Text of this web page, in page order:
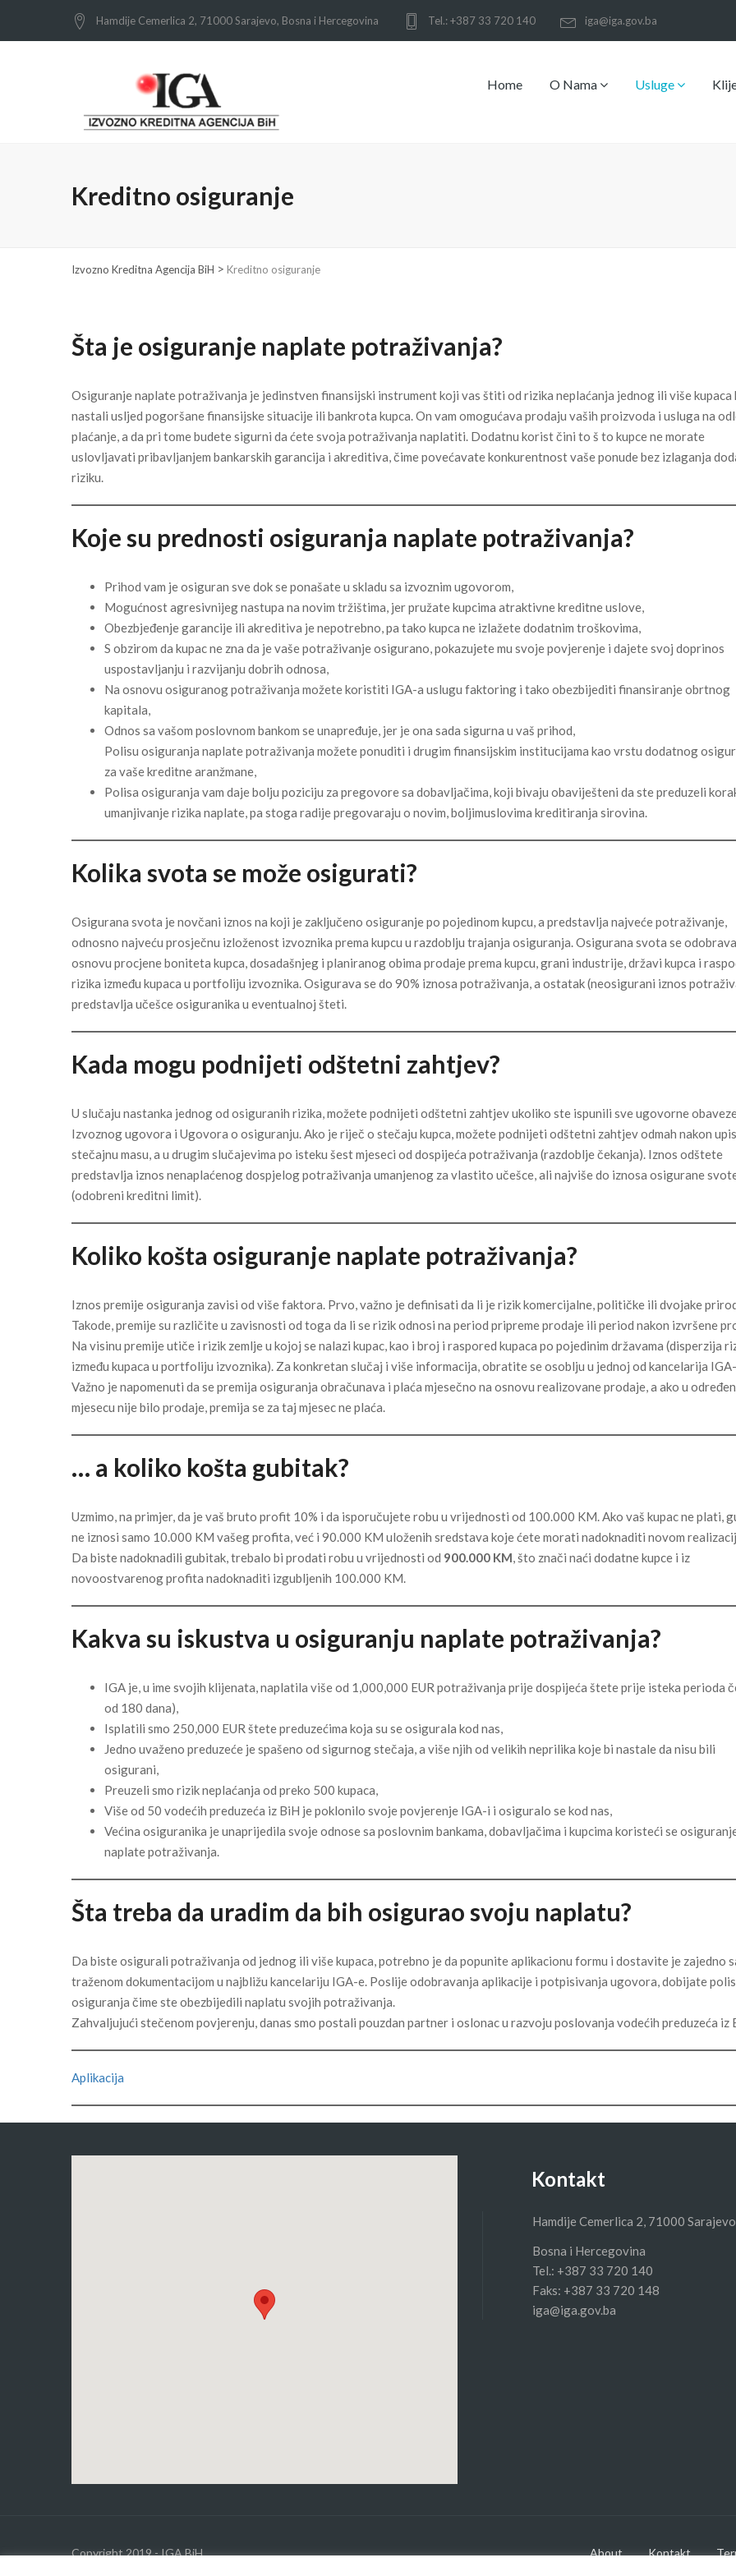
Hamdije Cemerlica 2, 71000 Sarajevo, Bosna i Hercegovina Tel.: +387 33 720 140 iga@iga.gov.ba
Home O Nama Usluge
Kreditno osiguranje
Izvozno Kreditna Agencija BiH > Kreditno osiguranje
Šta je osiguranje naplate potraživanja?
Osiguranje naplate potraživanja je jedinstven finansijski instrument koji vas štiti od rizika neplaćanja jednog ili više kupaca
nastali usljed pogoršane finansijske situacije ili bankrota kupca. On vam omogućava prodaju vaših proizvoda i usluga na
plaćanje, a da pri tome budete sigurni da ćete svoja potraživanja naplatiti. Dodatnu korist čini to š to kupce ne morate
uslovljavati pribavljanjem bankarskih garancija i akreditiva, čime povećavate konkurentnost vaše ponude bez izlaganja
riziku.
Koje su prednosti osiguranja naplate potraživanja?
Prihod vam je osiguran sve dok se ponašate u skladu sa izvoznim ugovorom,
Mogućnost agresivnijeg nastupa na novim tržištima, jer pružate kupcima atraktivne kreditne uslove,
Obezbjeđenje garancije ili akreditiva je nepotrebno, pa tako kupca ne izlažete dodatnim troškovima,
S obzirom da kupac ne zna da je vaše potraživanje osigurano, pokazujete mu svoje povjerenje i dajete svoj doprinos
uspostavljanju i razvijanju dobrih odnosa,
Na osnovu osiguranog potraživanja možete koristiti IGA-a uslugu faktoring i tako obezbijediti finansiranje obrtnog
kapitala,
Odnos sa vašom poslovnom bankom se unapređuje, jer je ona sada sigurna u vaš prihod,
Polisu osiguranja naplate potraživanja možete ponuditi i drugim finansijskim institucijama kao vrstu dodatnog
za vaše kreditne aranžmane,
Polisa osiguranja vam daje bolju poziciju za pregovore sa dobavljačima, koji bivaju obaviješteni da ste preduzeli
umanjivanje rizika naplate, pa stoga radije pregovaraju o novim, boljimuslovima kreditiranja sirovina.
Kolika svota se može osigurati?
Osigurana svota je novčani iznos na koji je zaključeno osiguranje po pojedinom kupcu, a predstavlja najveće potraživanje,
odnosno najveću prosječnu izloženost izvoznika prema kupcu u razdoblju trajanja osiguranja. Osigurana svota se
osnovu procjene boniteta kupca, dosadašnjeg i planiranog obima prodaje prema kupcu, grani industrije, državi kupca i
rizika između kupaca u portfoliju izvoznika. Osigurava se do 90% iznosa potraživanja, a ostatak (neosigurani iznos
predstavlja učešce osiguranika u eventualnoj šteti.
Kada mogu podnijeti odštetni zahtjev?
U slučaju nastanka jednog od osiguranih rizika, možete podnijeti odštetni zahtjev ukoliko ste ispunili sve ugovorne
Izvoznog ugovora i Ugovora o osiguranju. Ako je riječ o stečaju kupca, možete podnijeti odštetni zahtjev odmah nakon
stečajnu masu, a u drugim slučajevima po isteku šest mjeseci od dospijeća potraživanja (razdoblje čekanja). Iznos odštete
predstavlja iznos nenaplaćenog dospjelog potraživanja umanjenog za vlastito učešce, ali najviše do iznosa osigurane
(odobreni kreditni limit).
Koliko košta osiguranje naplate potraživanja?
Iznos premije osiguranja zavisi od više faktora. Prvo, važno je definisati da li je rizik komercijalne, političke ili dvojake
Takode, premije su različite u zavisnosti od toga da li se rizik odnosi na period pripreme prodaje ili period nakon izvršene
Na visinu premije utiče i rizik zemlje u kojoj se nalazi kupac, kao i broj i raspored kupaca po pojedinim državama (disperzija
između kupaca u portfoliju izvoznika). Za konkretan slučaj i više informacija, obratite se osoblju u jednoj od kancelarija IGA-
Važno je napomenuti da se premija osiguranja obračunava i plaća mjesečno na osnovu realizovane prodaje, a ako u
mjesecu nije bilo prodaje, premija se za taj mjesec ne plaća.
… a koliko košta gubitak?
Uzmimo, na primjer, da je vaš bruto profit 10% i da isporučujete robu u vrijednosti od 100.000 KM. Ako vaš kupac ne plati,
ne iznosi samo 10.000 KM vašeg profita, već i 90.000 KM uloženih sredstava koje ćete morati nadoknaditi novom
Da biste nadoknadili gubitak, trebalo bi prodati robu u vrijednosti od 900.000 KM , što znači naći dodatne kupce i iz
novoostvarenog profita nadoknaditi izgubljenih 100.000 KM.
Kakva su iskustva u osiguranju naplate potraživanja?
IGA je, u ime svojih klijenata, naplatila više od 1,000,000 EUR potraživanja prije dospijeća štete prije isteka perioda
od 180 dana),
Isplatili smo 250,000 EUR štete preduzećima koja su se osigurala kod nas,
Jedno uvaženo preduzeće je spašeno od sigurnog stečaja, a više njih od velikih neprilika koje bi nastale da nisu bili
osigurani,
Preuzeli smo rizik neplaćanja od preko 500 kupaca,
Više od 50 vodećih preduzeća iz BiH je poklonilo svoje povjerenje IGA-i i osiguralo se kod nas,
Većina osiguranika je unaprijedila svoje odnose sa poslovnim bankama, dobavljačima i kupcima koristeći se
naplate potraživanja.
Šta treba da uradim da bih osigurao svoju naplatu?
Da biste osigurali potraživanja od jednog ili više kupaca, potrebno je da popunite aplikacionu formu i dostavite je zajedno
traženom dokumentacijom u najbližu kancelariju IGA-e. Poslije odobravanja aplikacije i potpisivanja ugovora, dobijate
osiguranja čime ste obezbijedili naplatu svojih potraživanja.
Zahvaljujući stečenom povjerenju, danas smo postali pouzdan partner i oslonac u razvoju poslovanja vodećih preduzeća iz
Aplikacija
Kontakt
Hamdije Cemerlica 2, 71000 Sarajevo
Bosna i Hercegovina
Tel.: +387 33 720 140
Faks: +387 33 720 148
iga@iga.gov.ba
Copyright 2019 - IGA BiH About Kontakt